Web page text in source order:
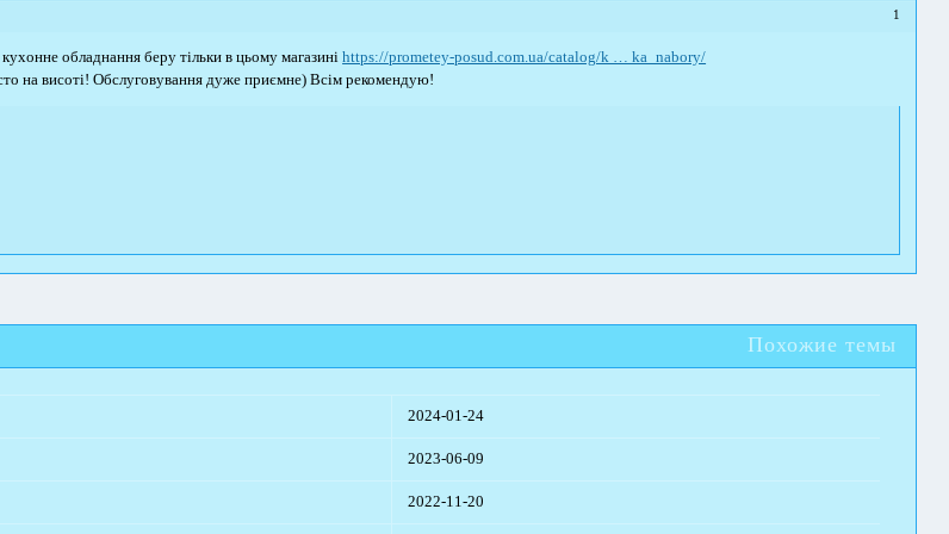
1
обладнання беру тільки в цьому магазиніhttps://prometey-posud.com.ua/catalog/k … ka_nabory/
на висоті! Обслуговування дуже приємне) Всім рекомендую!
Похожие темы
2024-01-24
2023-06-09
2022-11-20